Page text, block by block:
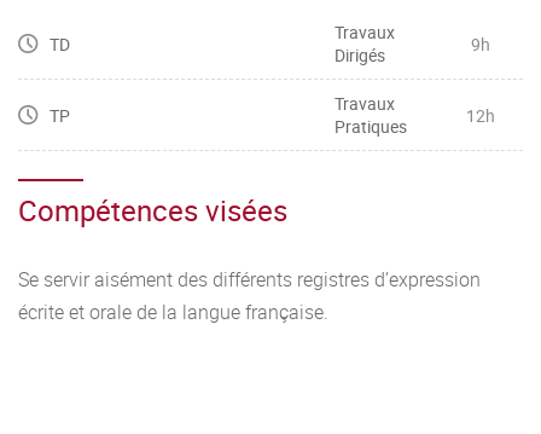
TD
Travaux
Dirigés
9h
TP
Travaux
Pratiques
12h
Compétences visées
Se servir aisément des différents registres d’expression
écrite et orale de la langue française.